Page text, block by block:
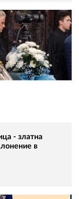
- златна
в